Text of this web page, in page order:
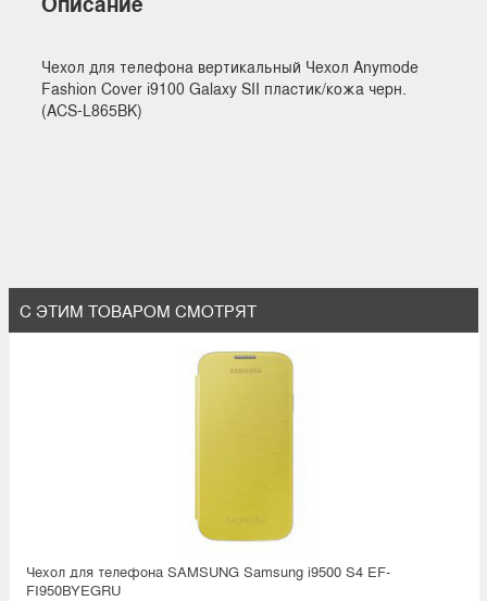
Чехол для телефона вертикальный Чехол Anymode
Fashion Cover i9100 Galaxy SII пластик/кожа черн.
(ACS-L865BK)
С ЭТИМ ТОВАРОМ СМОТРЯТ
Чехол для телефона SAMSUNG Samsung i9500 S4 EF-
FI950BYEGRU